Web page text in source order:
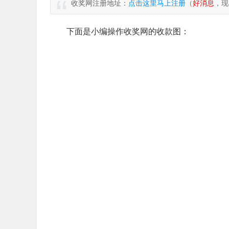
收奖网注册地址： 点击这里马上注册 （好消息 ，
下面是小编操作收奖网的收款图：